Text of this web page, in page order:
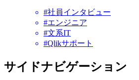
#社員インタビュー
#エンジニア
#文系IT
#Qlikサポート
サイドナビゲーション